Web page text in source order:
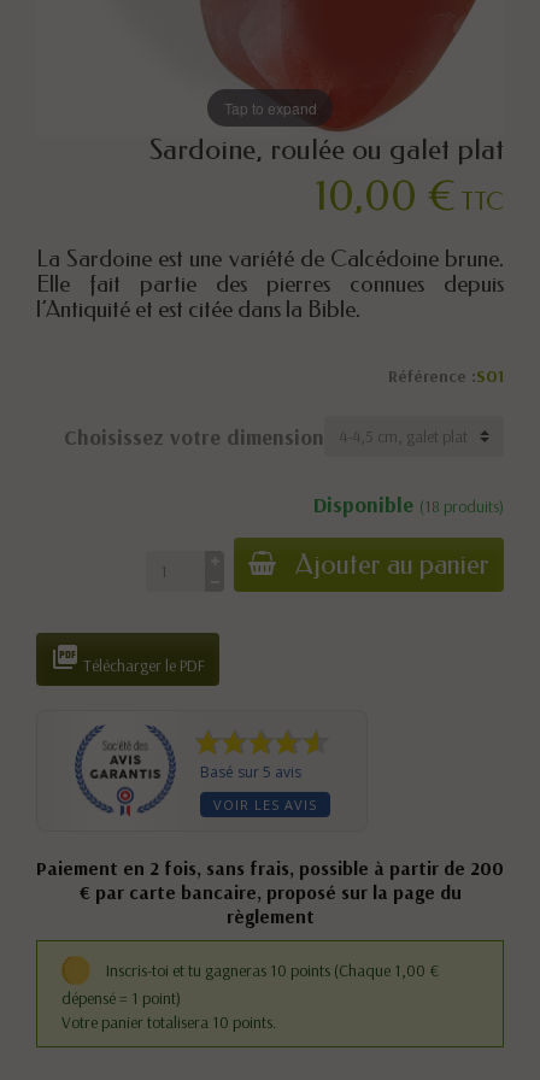
Tap to expand
Sardoine, roulée ou galet plat
10,00 € TTC
La Sardoine est une variété de Calcédoine brune.
Elle fait partie des pierres connues depuis
l’Antiquité et est citée dans la Bible.
Référence :SO1
Choisissez votre dimension
Disponible (18 produits)
Ajouter au panier
 Télécharger le PDF
Basé sur 5 avis
VOIR LES AVIS
Paiement en 2 fois, sans frais, possible à partir de 200
€ par carte bancaire, proposé sur la page du
règlement
Inscris-toi et tu gagneras 10 points (Chaque 1,00 €
dépensé = 1 point)
Votre panier totalisera 10 points.